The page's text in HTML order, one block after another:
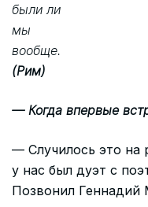
были ли
мы
вообще.
(Рим)​
— Когда впервые
— Случилось это на
у нас был дуэт с
Позвонил